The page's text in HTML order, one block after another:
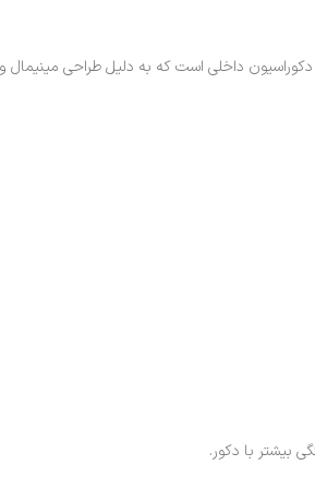
دکوراسیون داخلی است که به دلیل طراحی
بیشتر با دکور.